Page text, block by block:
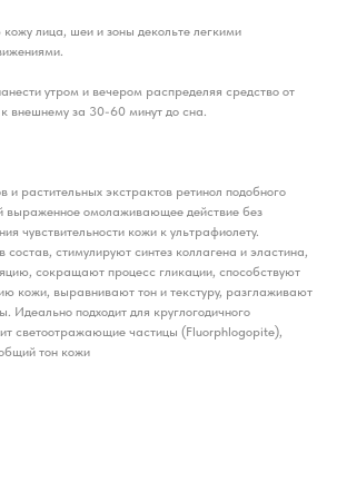
лица, шеи и зоны декольте легкими
утром и вечером распределяя средство от
к внешнему за 30-60 минут до сна.
и растительных экстрактов ретинол подобного
выраженное омолаживающее действие без
чувствительности кожи к ультрафиолету.
стимулируют синтез коллагена и эластина,
сокращают процесс гликации, способствуют
кожи, выравнивают тон и текстуру, разглаживают
Идеально подходит для круглогодичного
светоотражающие частицы (Fluorphlogopite),
тон кожи